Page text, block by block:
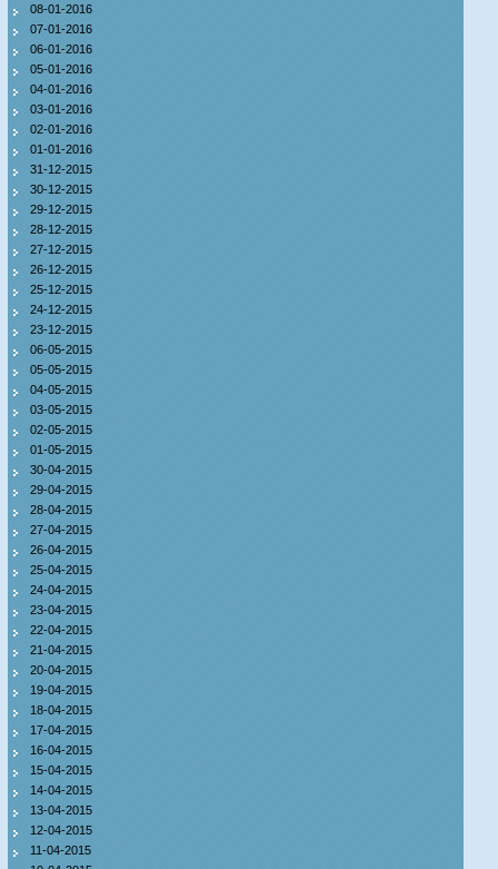
08-01-2016
07-01-2016
06-01-2016
05-01-2016
04-01-2016
03-01-2016
02-01-2016
01-01-2016
31-12-2015
30-12-2015
29-12-2015
28-12-2015
27-12-2015
26-12-2015
25-12-2015
24-12-2015
23-12-2015
06-05-2015
05-05-2015
04-05-2015
03-05-2015
02-05-2015
01-05-2015
30-04-2015
29-04-2015
28-04-2015
27-04-2015
26-04-2015
25-04-2015
24-04-2015
23-04-2015
22-04-2015
21-04-2015
20-04-2015
19-04-2015
18-04-2015
17-04-2015
16-04-2015
15-04-2015
14-04-2015
13-04-2015
12-04-2015
11-04-2015